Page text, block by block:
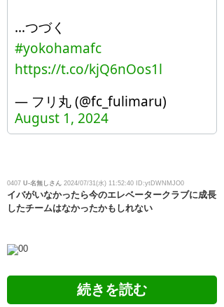
…つづく
#yokohamafc
https://t.co/kjQ6nOos1l
— フリ丸 (@fc_fulimaru)
August 1, 2024
0407 U-名無しさん 2024/07/31(水) 11:52:40 ID:ytDWNMJO0
イバがいなかったら今のエレベータークラブに成長
したチームはなかったかもしれない